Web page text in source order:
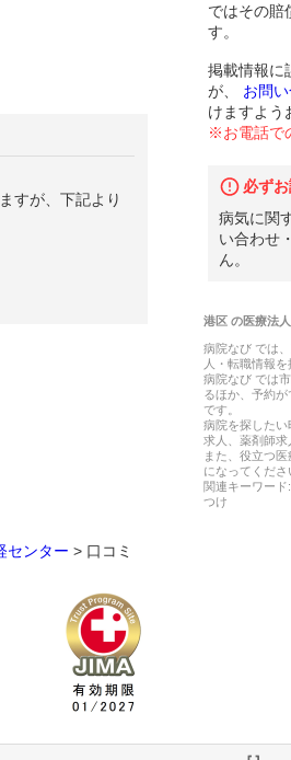
すが、下記より
ではその賠
す。
掲載情報に
が、
お問
けますよう
※お電話で
必ず
病気に関
い合わせ
ん。
港区の医療法
病院なび では、
人・転職情報を
病院なび では
るほか、予約
です。
病院を探した
求人、薬剤師求
また、役立つ
になってくださ
関連キーワード:
つけ
センター > 口コミ